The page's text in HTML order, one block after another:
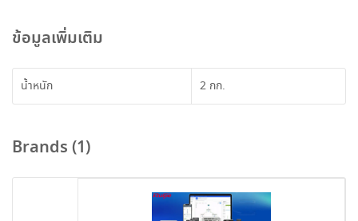
ข้อมูลเพิ่มเติม
น้ำหนัก 2 กก.
Brands (1)